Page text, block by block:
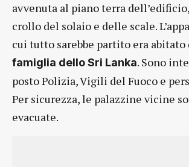
avvenuta al piano terra
crollo del solaio e delle scale.
cui tutto sarebbe partito era abitato
famiglia dello Sri Lanka. Sono
posto Polizia, Vigili del Fuoco e
Per sicurezza, le palazzine vicine
evacuate.